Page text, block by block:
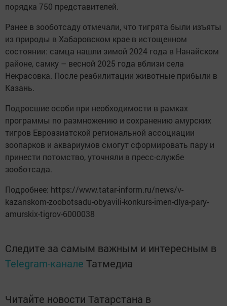
порядка 750 представителей.
Ранее в зооботсаду отмечали, что тигрята были изъяты
из природы в Хабаровском крае в истощенном
состоянии: самца нашли зимой 2024 года в Нанайском
районе, самку – весной 2025 года вблизи села
Некрасовка. После реабилитации животные прибыли в
Казань.
Подросшие особи при необходимости в рамках
программы по размножению и сохранению амурских
тигров Евроазиатской региональной ассоциации
зоопарков и аквариумов смогут сформировать пару и
принести потомство, уточняли в пресс-службе
зооботсада.
Подробнее: https://www.tatar-inform.ru/news/v-
kazanskom-zoobotsadu-obyavili-konkurs-imen-dlya-pary-
amurskix-tigrov-6000038
Следите за самым важным и интересным в
Telegram-канале Татмедиа
Читайте новости Татарстана в